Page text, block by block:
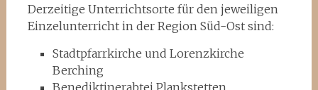
Derzeitige Unterrichtsorte für den jeweiligen
Einzelunterricht in der Region Süd-Ost sind:
Stadtpfarrkirche und Lorenzkirche
Berching
Benediktinerabtei Plankstetten